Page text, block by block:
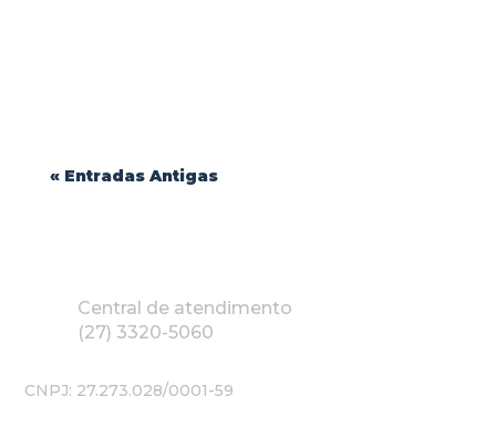
« Entradas Antigas
Central de atendimento
(27) 3320-5060
CNPJ: 27.273.028/0001-59